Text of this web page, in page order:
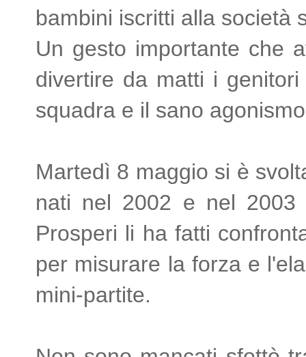
bambini iscritti alla società
Un gesto importante che
divertire da matti i
squadra e il sano
Martedì 8 maggio si è
nati nel 2002 e nel 2003
Prosperi li ha fatti
per misurare la forza e
mini-partite.